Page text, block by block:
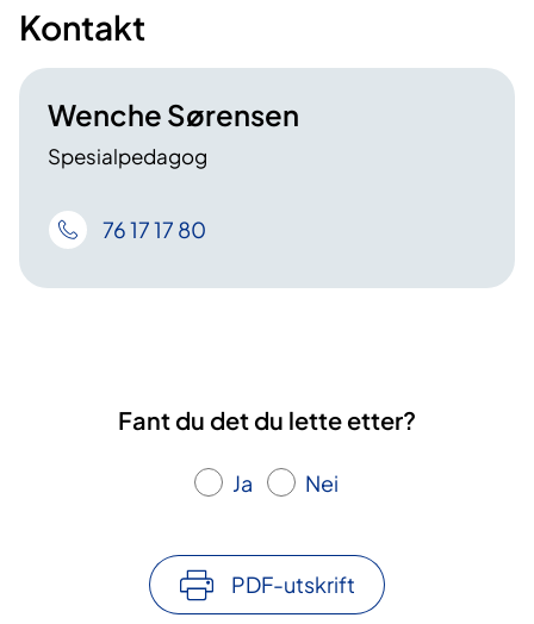
Kontakt
Wenche Sørensen
Spesialpedagog
76 17 17 80
Fant du det du lette etter?
Ja Nei
PDF-utskrift